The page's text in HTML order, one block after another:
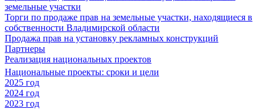
земельные участки
Торги по продаже прав на земельные участки, находящиеся в
собственности Владимирской области
Продажа прав на установку рекламных конструкций
Партнеры
Реализация национальных проектов
Национальные проекты: сроки и цели
2025 год
2024 год
2023 год